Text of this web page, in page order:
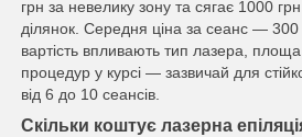
грн за невелику зону та сягає 1000
ділянок. Середня ціна за сеанс — 300
вартість впливають тип лазера, площа
процедур у курсі — зазвичай для
від 6 до 10 сеансів.
Скільки коштує лазерна